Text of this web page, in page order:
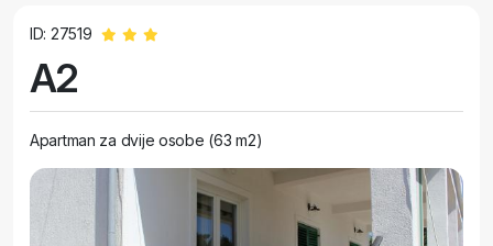
ID: 27519
A2
Apartman za dvije osobe (63 m2)